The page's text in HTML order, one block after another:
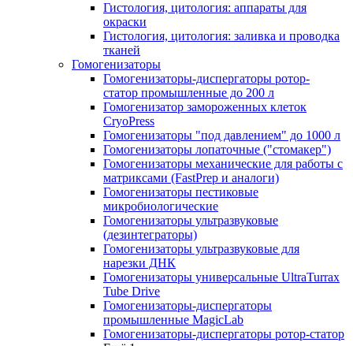
Гистология, цитология: аппараты для
окраски
Гистология, цитология: заливка и проводка
тканей
Гомогенизаторы
Гомогенизаторы-диспергаторы ротор-
статор промышленные до 200 л
Гомогенизатор замороженных клеток
CryoPress
Гомогенизаторы "под давлением" до 1000 л
Гомогенизаторы лопаточные ("стомакер")
Гомогенизаторы механические для работы с
матриксами (FastPrep и аналоги)
Гомогенизаторы пестиковые
микробиологические
Гомогенизаторы ультразвуковые
(дезинтеграторы)
Гомогенизаторы ультразвуковые для
нарезки ДНК
Гомогенизаторы универсальные UltraTurrax
Tube Drive
Гомогенизаторы-диспергаторы
промышленные MagicLab
Гомогенизаторы-диспергаторы ротор-статор